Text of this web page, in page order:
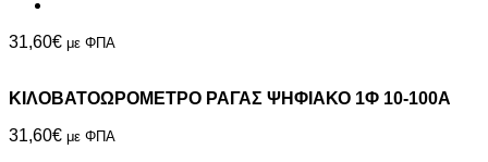
31,60€ με ΦΠΑ
ΚΙΛΟΒΑΤΟΩΡΟΜΕΤΡΟ ΡΑΓΑΣ ΨΗΦΙΑΚΟ 1Φ 10-100Α
31,60€ με ΦΠΑ